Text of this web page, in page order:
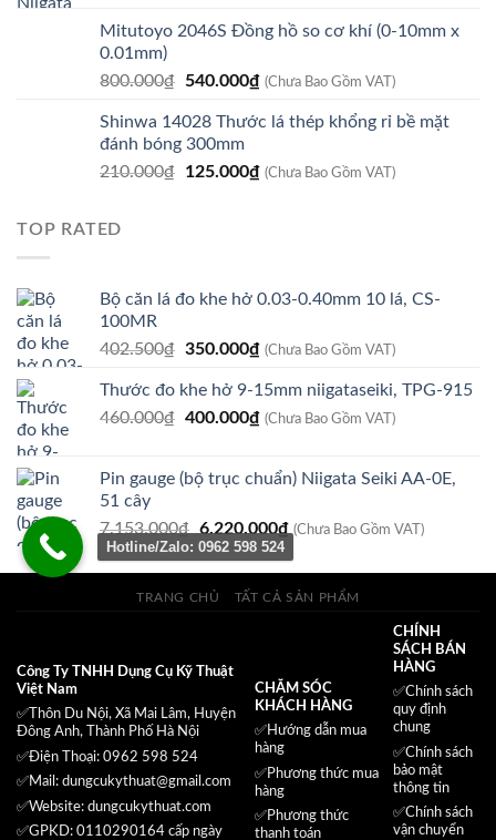
175.000₫.là:
Mitutoyo 2046S Đồng hồ so cơ khí (0-10mm x
0.01mm)
800.000₫
Giá
là:
800.000₫.
540.000₫Giá
tại
540.000₫.
(Chưa Bao Gồm VAT)
Shinwa 14028 Thước lá thép khổng rỉ bề mặt
đánh bóng 300mm
210.000₫
Giá
125.000₫Giá
(Chưa Bao Gồm VAT)
TOP RATED
Bộ căn lá đo khe hở 0.03-0.40mm 10 lá, CS-
100MR
402.500₫ Giá
là:
402.500₫.
350.000₫Giá
tại
là:
(Chưa Bao Gồm VAT)
Thước đo khe hở 9-15mm niigataseiki, TPG-915
460.000₫ Giá
460.000₫.
400.000₫Giá
là:
(Chưa Bao Gồm VAT)
Pin gauge (bộ trục chuẩn) Niigata Seiki AA-0E,
51 cây
7.153.000₫ Giá
gốc
là:
7.153.000₫.
6.220.000₫Giá
tại
là:
(Chưa Bao Gồm VAT)
TRANG CHỦ TẤT CẢ SẢN PHẨM
Công Ty TNHH Dụng Cụ Kỹ Thuật
Việt Nam
✅Thôn Du Nội, Xã Mai Lâm, Huyện
Đông Anh, Thành Phố Hà Nội
✅Điện Thoại: 0962 598 524
✅Mail: dungcukythuat@gmail.com
✅Website: dungcukythuat.com
✅GPKD: 0110290164 cấp ngày
CHĂM SÓC
KHÁCH HÀNG
✅Hướng dẫn mua
hàng
✅Phương thức mua
hàng
✅Phương thức
thanh toán
CHÍNH
SÁCH BÁN
HÀNG
✅Chính sách
quy định
chung
✅Chính sách
bảo mật
thông tin
✅Chính sách
vận chuyển
Hotline/Zalo: 0962 598 524